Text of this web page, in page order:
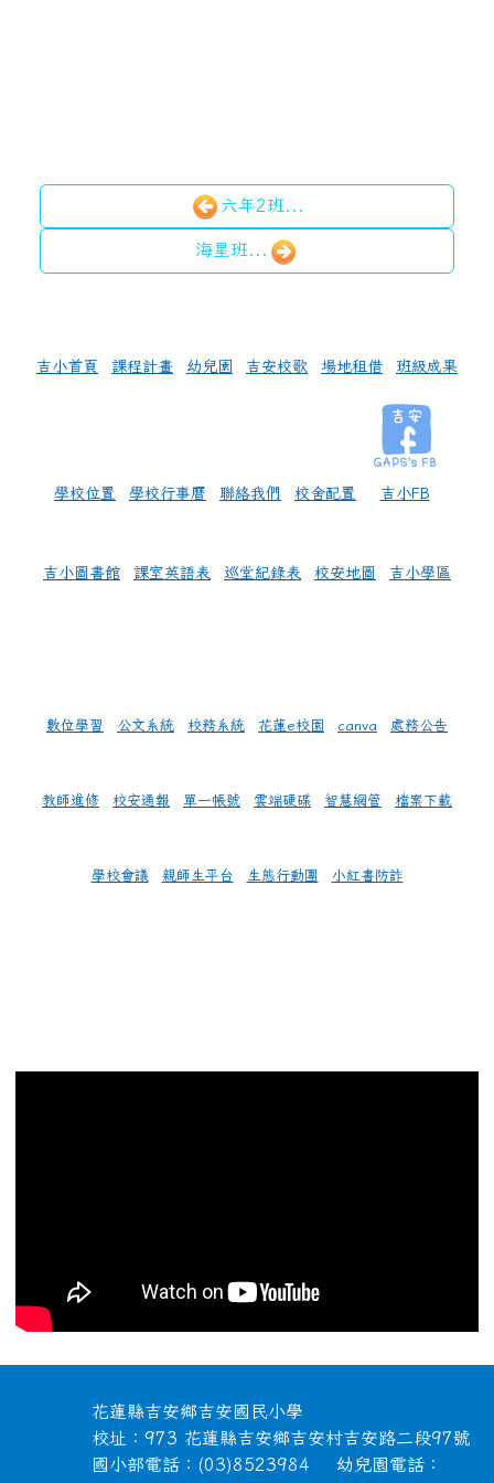
六年2班...
海星班...
吉小首頁 課程計畫 幼兒園 吉安校歌 場地租借 班級成果
學校位置 學校行事曆 聯絡我們 校舍配置 吉小FB
吉小圖書館 課室英語表 巡堂紀錄表 校安地圖 吉小學區
數位學習 公文系統 校務系統 花蓮e校園 canva 處務公告
教師進修 校安通報 單一帳號 雲端硬碟 智慧網管 檔案下載
學校會議 親師生平台 生態行動團 小紅書防詐
頁尾區域內容
花蓮縣吉安鄉吉安國民小學
校址：973 花蓮縣吉安鄉吉安村吉安路二段97號
國小部電話：(03)8523984 幼兒園電話：